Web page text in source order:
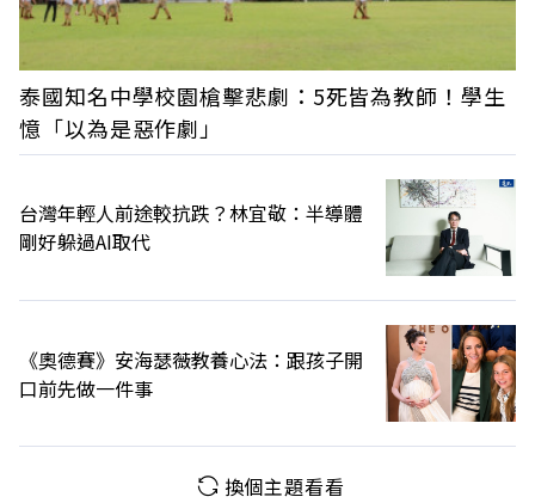
泰國知名中學校園槍擊悲劇：5死皆為教師！學生
憶「以為是惡作劇」
台灣年輕人前途較抗跌？林宜敬：半導體
剛好躲過AI取代
《奧德賽》安海瑟薇教養心法：跟孩子開
口前先做一件事
換個主題看看